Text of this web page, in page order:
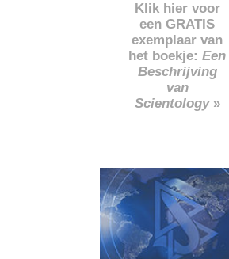
Klik hier voor
een GRATIS
exemplaar van
het boekje: Een
Beschrijving
van
Scientology»